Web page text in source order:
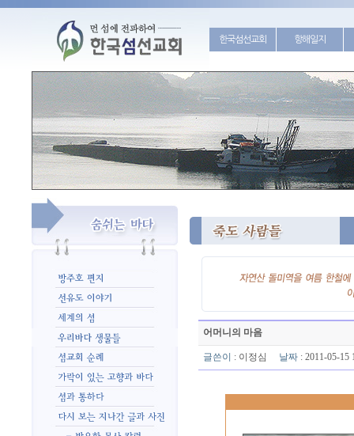
한국섬선교회 항해일지
어머니의 마음
글쓴이 : 이정심 날짜: 2011-05-